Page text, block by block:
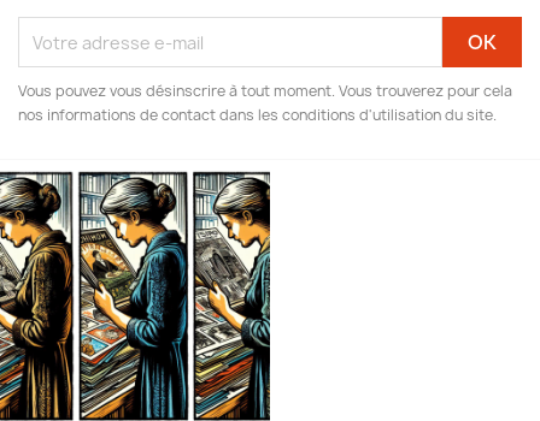
Vous pouvez vous désinscrire à tout moment. Vous trouverez pour cela
nos informations de contact dans les conditions d'utilisation du site.